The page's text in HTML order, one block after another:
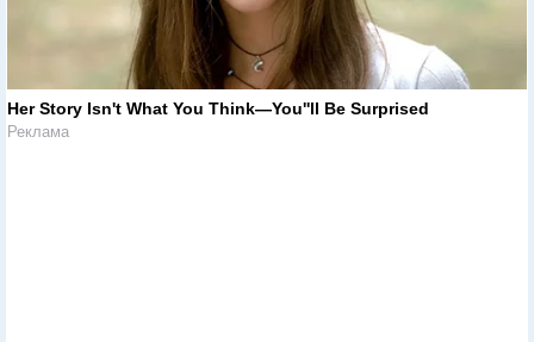
Her Story Isn't What You Think—You''ll Be Surprised
Реклама